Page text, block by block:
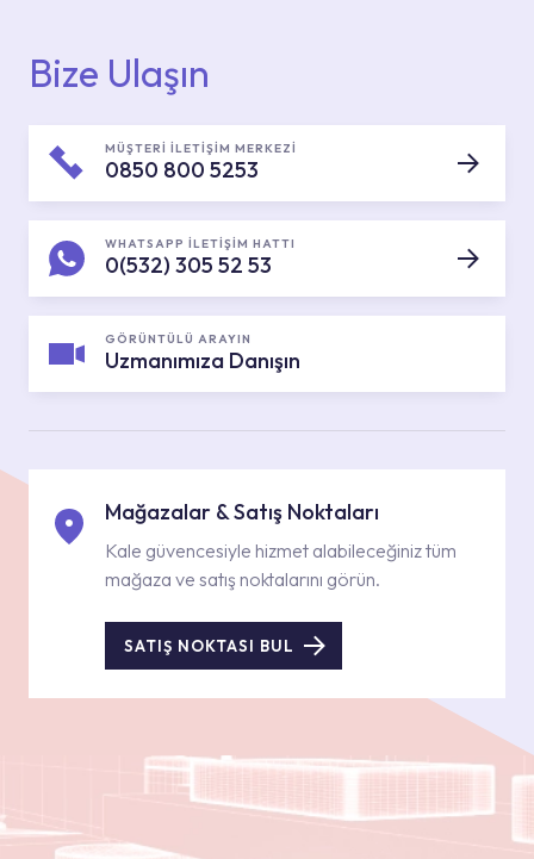
Bize Ulaşın
MÜŞTERİ İLETİŞİM MERKEZİ
0850 800 5253
WHATSAPP İLETİŞİM HATTI
0(532) 305 52 53
GÖRÜNTÜLÜ ARAYIN
Uzmanımıza Danışın
Mağazalar & Satış Noktaları
Kale güvencesiyle hizmet alabileceğiniz tüm
mağaza ve satış noktalarını görün.
SATIŞ NOKTASI BUL